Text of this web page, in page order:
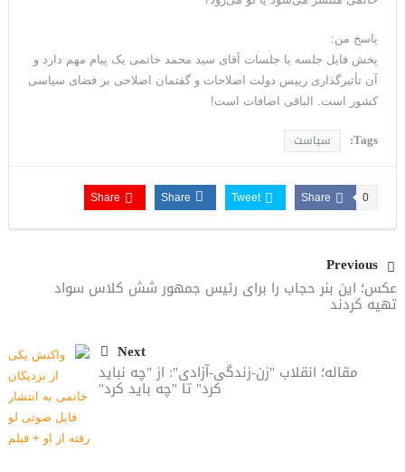
پاسخ من:
پخش فایل جلسه یا جلسات آقای ‎سید محمد خاتمی یک پیام مهم دارد و
آن تأثیرگذاری رییس دولت اصلاحات و ‎گفتمان اصلاحی بر فضای سیاسی
کشور است. الباقی اضافات است!
Tags: سیاست
Share 0
Tweet
Share
Share
Previous
عکس؛ این بنر حجاب را برای رئیس جمهور شش کلاس سواد
تهیه کردند
Next
مقاله؛ انقلاب "زن-زندگی-آزادی": از "چه نباید
کرد" تا "چه باید کرد"